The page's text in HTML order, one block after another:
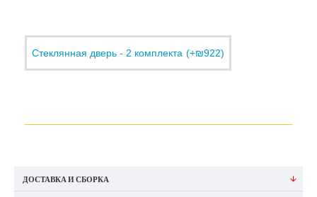
Стеклянная дверь - 2 комплекта (+₪922)
ДОСТАВКА И СБОРКА